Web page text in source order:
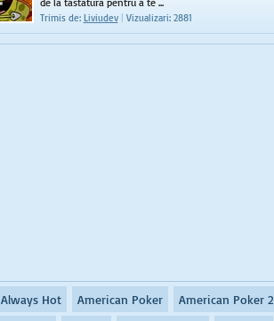
Trimis de: Liviudev Vizualizari: 2881
Always Hot American Poker American Poker 2